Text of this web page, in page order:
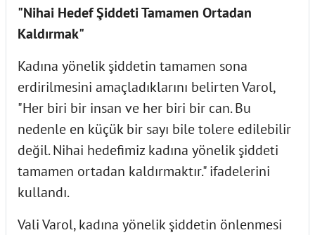
"Nihai Hedef Şiddeti Tamamen Ortadan
Kaldırmak"
Kadına yönelik şiddetin tamamen sona
erdirilmesini amaçladıklarını belirten Varol,
"Her biri bir insan ve her biri bir can. Bu
nedenle en küçük bir sayı bile tolere edilebilir
değil. Nihai hedefimiz kadına yönelik şiddeti
tamamen ortadan kaldırmaktır." ifadelerini
kullandı.
Vali Varol, kadına yönelik şiddetin önlenmesi